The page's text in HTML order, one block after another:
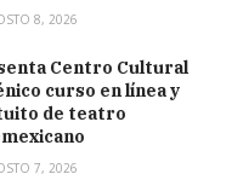
8, 2026
Centro Cultural
curso en línea y
de teatro
7, 2026